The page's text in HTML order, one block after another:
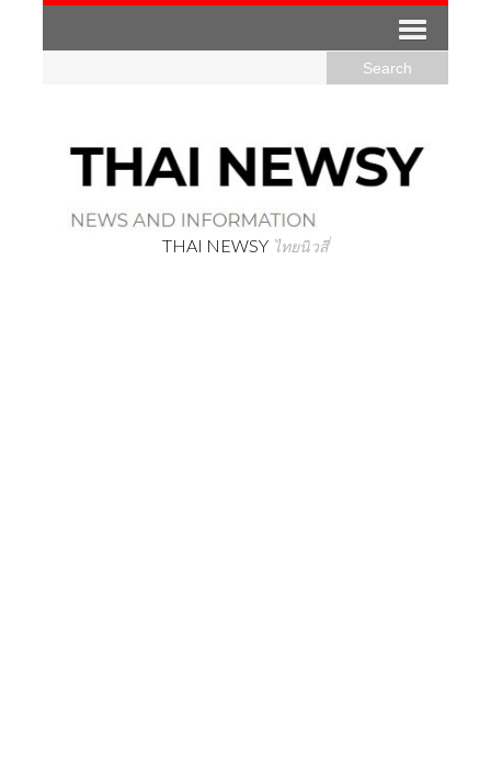
THAI NEWSY ไทยนิวสี่